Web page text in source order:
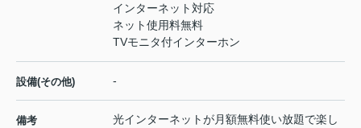
インターネット対応
ネット使用料無料
TVモニタ付インターホン
設備(その他) -
備考
光インターネットが月額無料使い放題で楽し